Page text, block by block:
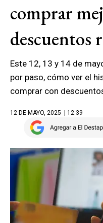
comprar
descuentos
Este 12, 13 y 14 de
por paso, cómo ver el
comprar con
12 DE MAYO, 2025 | 12.39